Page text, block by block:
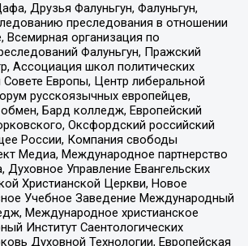
Друзья Фалуньгун, Фалуньгун,
преследования в отношении
Всемирная организация по
Фалуньгун, Пражский
Ассоциация школ политических
Европы, Центр либеральной
русскоязычных европейцев,
Бард колледж, Европейский
Оксфордский российский
России, Компания свободы
Медиа, Международное партнерство
Духовное Управление Евангельских
Христианской Церкви, Новое
Учебное Заведение Международный
Международное христианское
Институт Саентологических
Духовной Технологии, Европейская